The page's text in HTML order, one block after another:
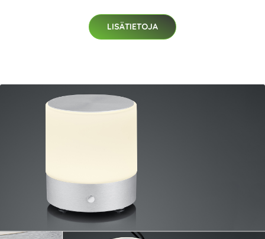
LISÄTIETOJA